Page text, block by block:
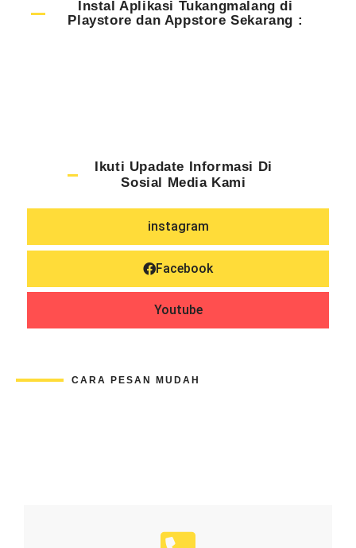
Instal Aplikasi Tukangmalang di
Playstore dan Appstore Sekarang :
Ikuti Upadate Informasi Di
Sosial Media Kami
instagram
Facebook
Youtube
CARA PESAN MUDAH